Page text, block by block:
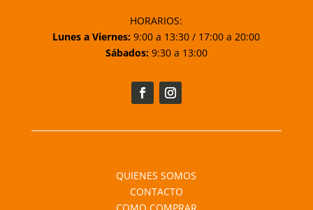
HORARIOS:
Lunes a Viernes: 9:00 a 13:30 / 17:00 a 20:00
Sábados:9:30 a 13:00
QUIENES SOMOS
CONTACTO